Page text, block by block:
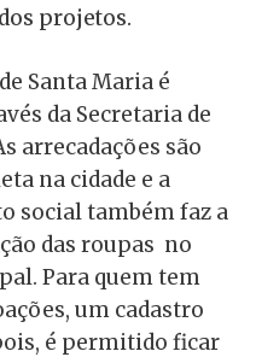
projetos.
Santa Maria é
da Secretaria de
arrecadações são
na cidade e a
social também faz a
das roupas no
Para quem tem
um cadastro
é permitido ficar